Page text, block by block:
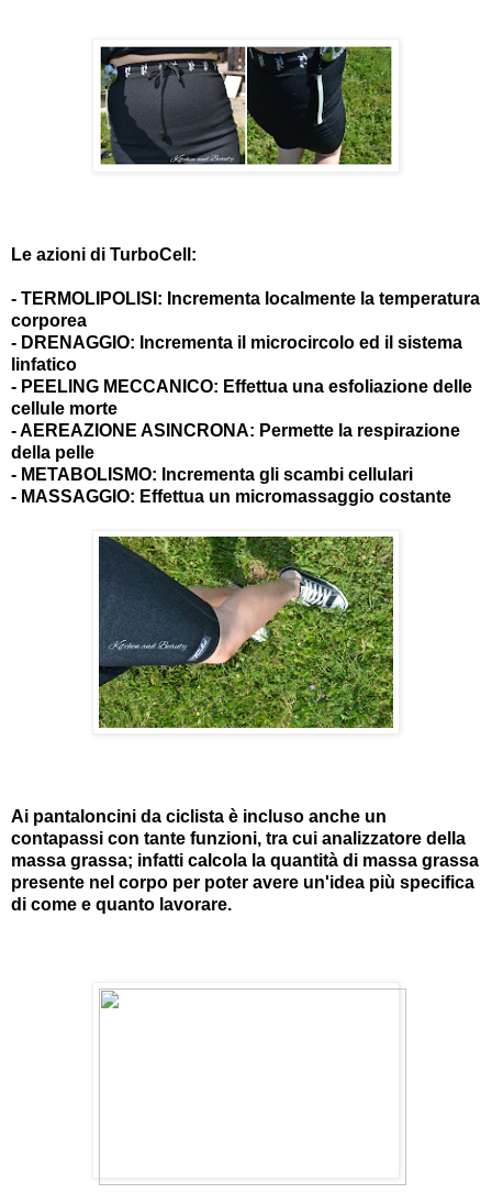
Le azioni di TurboCell:
- TERMOLIPOLISI: Incrementa localmente la temperatura
corporea
- DRENAGGIO: Incrementa il microcircolo ed il sistema
linfatico
- PEELING MECCANICO: Effettua una esfoliazione delle
cellule morte
- AEREAZIONE ASINCRONA: Permette la respirazione
della pelle
- METABOLISMO: Incrementa gli scambi cellulari
- MASSAGGIO: Effettua un micromassaggio costante
Ai pantaloncini da ciclista è incluso anche un
contapassi con tante funzioni, tra cui analizzatore della
massa grassa; infatti calcola la quantità di massa grassa
presente nel corpo per poter avere un'idea più specifica
di come e quanto lavorare.